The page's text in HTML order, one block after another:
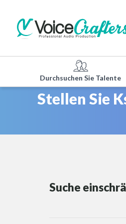
Durchsuchen Sie Talente
Stellen Sie
Suche